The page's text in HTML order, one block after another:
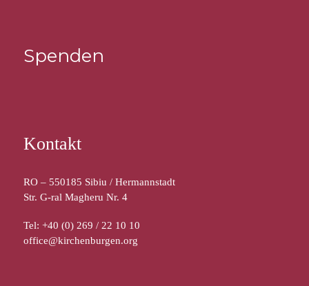
Spenden
Kontakt
RO – 550185 Sibiu / Hermannstadt
Str. G-ral Magheru Nr. 4
Tel: +40 (0) 269 / 22 10 10
office@kirchenburgen.org